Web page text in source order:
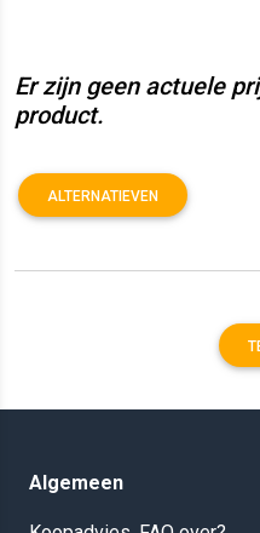
Er zijn geen actuele
product.
ALTERNATIEVEN
Algemeen